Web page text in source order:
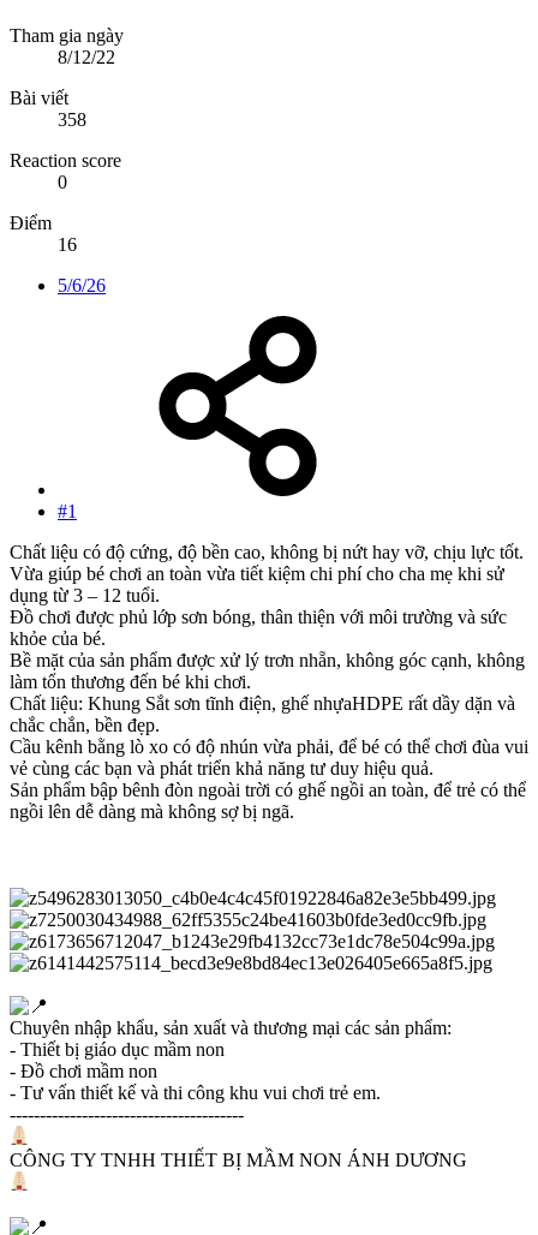
Tham gia ngày
8/12/22
Bài viết
358
Reaction score
0
Điểm
16
5/6/26
#1
Chất liệu có độ cứng, độ bền cao, không bị nứt hay vỡ, chịu lực tốt.
Vừa giúp bé chơi an toàn vừa tiết kiệm chi phí cho cha mẹ khi sử
dụng từ 3 – 12 tuổi.
Đồ chơi được phủ lớp sơn bóng, thân thiện với môi trường và sức
khỏe của bé.
Bề mặt của sản phẩm được xử lý trơn nhẵn, không góc cạnh, không
làm tổn thương đến bé khi chơi.
Chất liệu: Khung Sắt sơn tĩnh điện, ghế nhựaHDPE rất dầy dặn và
chắc chắn, bền đẹp.
Cầu kênh bằng lò xo có độ nhún vừa phải, để bé có thể chơi đùa vui
vẻ cùng các bạn và phát triển khả năng tư duy hiệu quả.
Sản phẩm bập bênh đòn ngoài trời có ghế ngồi an toàn, để trẻ có thể
ngồi lên dễ dàng mà không sợ bị ngã.
Chuyên nhập khẩu, sản xuất và thương mại các sản phẩm:
- Thiết bị giáo dục mầm non
- Đồ chơi mầm non
- Tư vấn thiết kế và thi công khu vui chơi trẻ em.
---------------------------------------
CÔNG TY TNHH THIẾT BỊ MẦM NON ÁNH DƯƠNG